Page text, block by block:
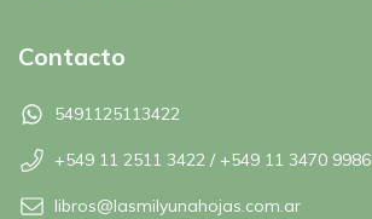
Contacto
5491125113422
+549 11 2511 3422 / +549 11 3470 9986
libros@lasmilyunahojas.com.ar